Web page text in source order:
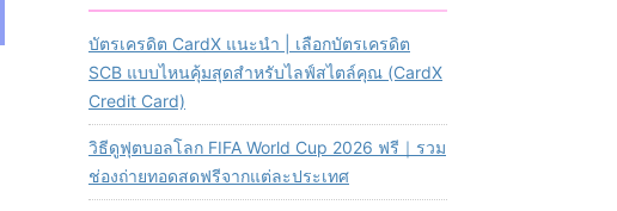
บัตรเครดิต CardX แนะนำ | เลือกบัตรเครดิต
SCB แบบไหนคุ้มสุดสำหรับไลฟ์สไตล์คุณ (CardX
Credit Card)
วิธีดูฟุตบอลโลก FIFA World Cup 2026 ฟรี｜รวม
ช่องถ่ายทอดสดฟรีจากแต่ละประเทศ